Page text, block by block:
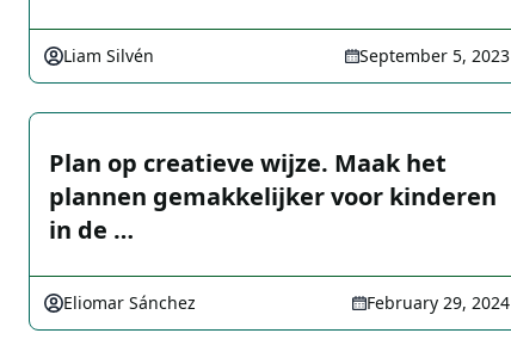
Liam Silvén September 5, 2023
Plan op creatieve wijze. Maak het
plannen gemakkelijker voor kinderen
in de …
Eliomar Sánchez February 29, 2024